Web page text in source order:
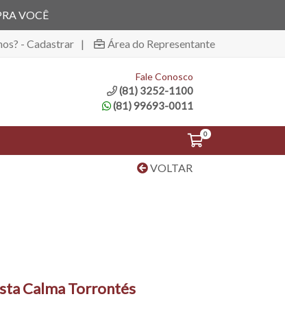
VOCÊ
- Cadastrar | Área do Representante
Fale Conosco
(81) 3252-1100
(81) 99693-0011
0
VOLTAR
Calma Torrontés